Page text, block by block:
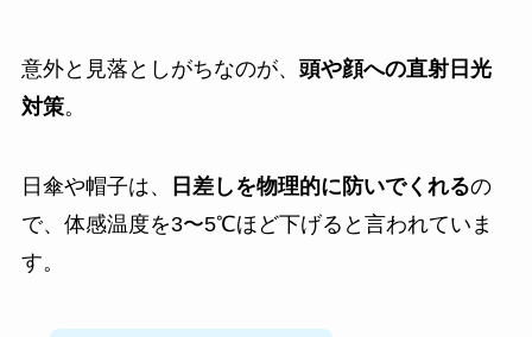
意外と見落としがちなのが、 頭や顔への直射日光
対策。
日傘や帽子は、 日差しを物理的に防いでくれるの
で、体感温度を3〜5℃ほど下げると言われていま
す。